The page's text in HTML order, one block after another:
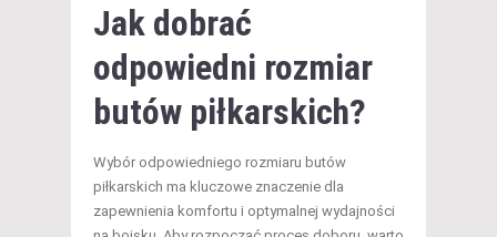
Jak dobrać
odpowiedni rozmiar
butów piłkarskich?
Wybór odpowiedniego rozmiaru butów
piłkarskich ma kluczowe znaczenie dla
zapewnienia komfortu i optymalnej wydajności